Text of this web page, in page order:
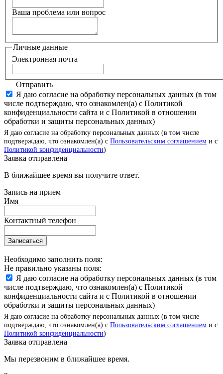
Ваша проблема или вопрос
Личные данные
Электронная почта
Отправить
Я даю согласие на обработку персональных данных (в том
числе подтверждаю, что ознакомлен(а) с Политикой
конфиденциальности сайта и с Политикой в отношении
обработки и защиты персональных данных)
Я даю согласие на обработку персональных данных (в том числе
подтверждаю, что ознакомлен(а) с Пользовательским соглашением и с
Политикой конфиденциальности)
Заявка отправлена
В ближайшее время вы получите ответ.
Запись на прием
Имя
Контактный телефон
Записаться
Необходимо заполнить поля:
Не правильно указаны поля:
Я даю согласие на обработку персональных данных (в том
числе подтверждаю, что ознакомлен(а) с Политикой
конфиденциальности сайта и с Политикой в отношении
обработки и защиты персональных данных)
Я даю согласие на обработку персональных данных (в том числе
подтверждаю, что ознакомлен(а) с Пользовательским соглашением и с
Политикой конфиденциальности)
Заявка отправлена
Мы перезвоним в ближайшее время.